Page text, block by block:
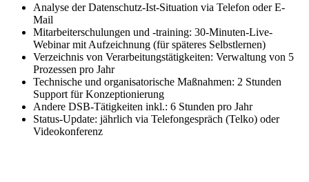
Analyse der Datenschutz-Ist-Situation via Telefon oder E-
Mail
Mitarbeiterschulungen und -training: 30-Minuten-Live-
Webinar mit Aufzeichnung (für späteres Selbstlernen)
Verzeichnis von Verarbeitungstätigkeiten: Verwaltung von 5
Prozessen pro Jahr
Technische und organisatorische Maßnahmen: 2 Stunden
Support für Konzeptionierung
Andere DSB-Tätigkeiten inkl.: 6 Stunden pro Jahr
Status-Update: jährlich via Telefongespräch (Telko) oder
Videokonferenz